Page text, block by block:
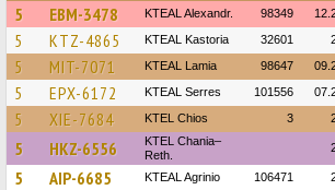
5 EBM-3478 KTEAL Alexandr. 98349
5 KTZ-4865 KTEAL Kastoria 32601
5 MIT-7071 KTEAL Lamia 98647
5 EPX-6172 KTEAL Serres 101556
5 XIE-7684 KTEL Chios 3
5 HKZ-6556
KTEL Chania–
Reth.
5 AIP-6685 KTEAL Agrinio 106471